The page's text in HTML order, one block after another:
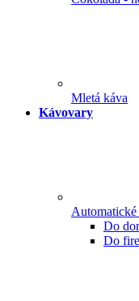
Mletá káva
Kávovary
Do
Do